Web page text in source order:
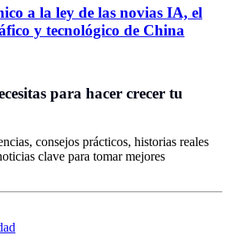
a la ley de las novias IA, el
y tecnológico de China
para hacer crecer tu
consejos prácticos, historias reales
clave para tomar mejores